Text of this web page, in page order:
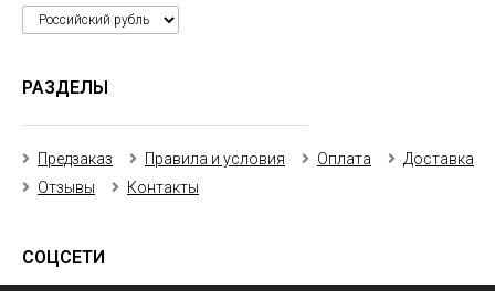
РАЗДЕЛЫ
Предзаказ Правила и условия Оплата
Доставка
Отзывы
Контакты
СОЦСЕТИ